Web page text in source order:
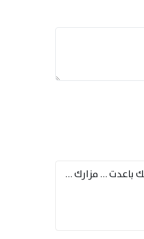
حننت إلى ريّا ونفسك باعدت … مزارك من ريّا وشعباكما معا